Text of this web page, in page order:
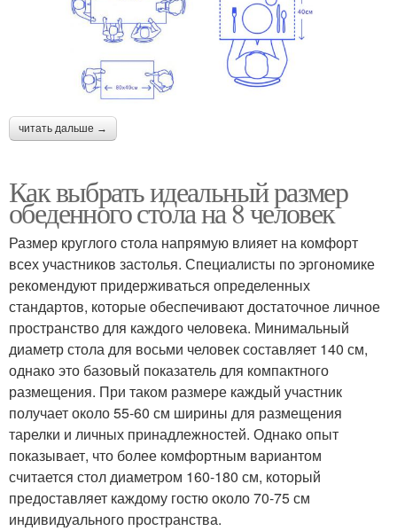
читать дальше →
Как выбрать идеальный размер
обеденного стола на 8 человек
Размер круглого стола напрямую влияет на комфорт
всех участников застолья. Специалисты по эргономике
рекомендуют придерживаться определенных
стандартов, которые обеспечивают достаточное личное
пространство для каждого человека. Минимальный
диаметр стола для восьми человек составляет 140 см,
однако это базовый показатель для компактного
размещения. При таком размере каждый участник
получает около 55-60 см ширины для размещения
тарелки и личных принадлежностей. Однако опыт
показывает, что более комфортным вариантом
считается стол диаметром 160-180 см, который
предоставляет каждому гостю около 70-75 см
индивидуального пространства.